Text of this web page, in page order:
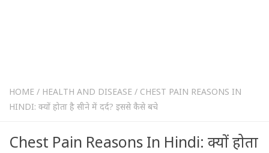
HOME / HEALTH AND DISEASE / CHEST PAIN REASONS IN
HINDI: क्यों होता है सीने में दर्द? इससे कैसे बचे
Chest Pain Reasons In Hindi: क्यों होता